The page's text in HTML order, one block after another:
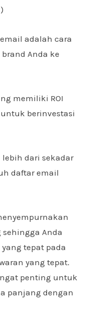
adalah cara
Anda ke
memiliki ROI
berinvestasi
dari sekadar
daftar email
Anda
tepat pada
yang tepat.
penting untuk
panjang dengan